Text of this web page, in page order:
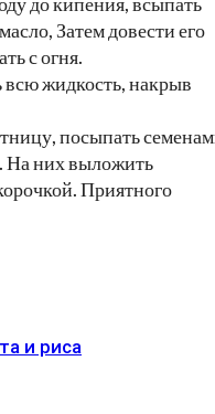
Затем довести его
с огня.
всю жидкость, накрыв
посыпать
На них выложить
Приятного
и риса